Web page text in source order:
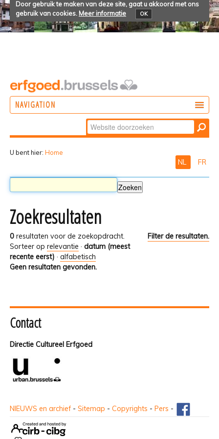
Door gebruik te maken van deze site, gaat u akkoord met ons
gebruik van cookies. Meer informatie OK
NAVIGATION
Zoek
Geavanceerd
U bent hier: Home
NL FR
Zoekresultaten
0 resultaten voor de zoekopdracht.
Filter de resultaten.
Sorteer op relevantie · datum (meest
recente eerst) · alfabetisch
Geen resultaten gevonden.
Contact
Directie Cultureel Erfgoed
NIEUWS en archief - Sitemap - Copyrights - Pers -